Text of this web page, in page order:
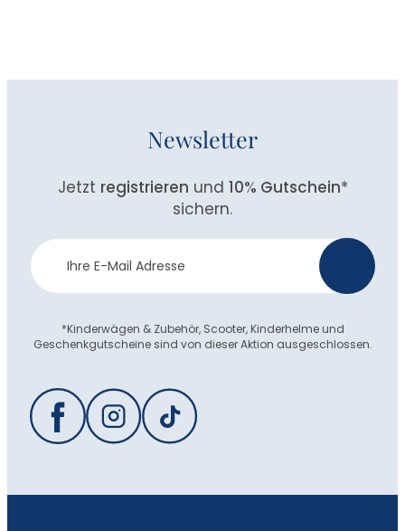
Newsletter
Jetzt registrieren und 10% Gutschein*
sichern.
Newsletter
Anmeldung
*Kinderwägen & Zubehör, Scooter, Kinderhelme und
Geschenkgutscheine sind von dieser Aktion ausgeschlossen.